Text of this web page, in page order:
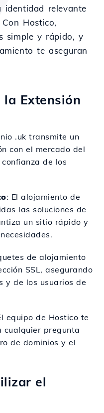
relevante
Hostico,
simple y rápido, y
te aseguran
la Extensión
.uk transmite un
con el mercado del
de los
: El alojamiento de
las soluciones de
un sitio rápido y
de alojamiento
SSL, asegurando
y de los usuarios de
equipo de Hostico te
pregunta
de dominios y el
el